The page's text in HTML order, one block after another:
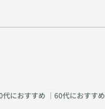
代におすすめ ｜ 60代におすすめ